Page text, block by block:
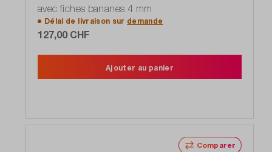
avec fiches bananes 4 mm
Délai de livraison sur demande
127,00 CHF
Ajouter au panier
Comparer